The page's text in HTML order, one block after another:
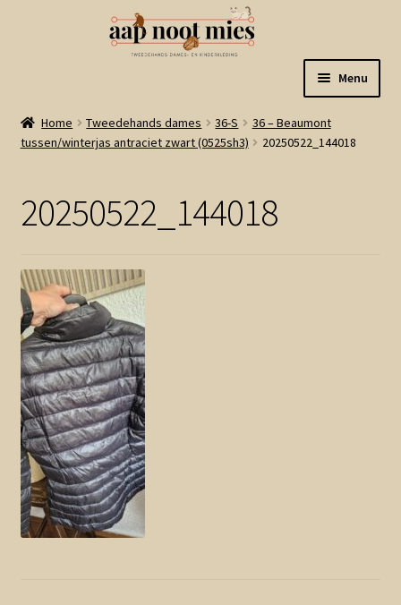
naar
navigatie
de
inhoud
Menu
Welkom
Winkel
Winkelmand
Linkjes
Contact en nieuwsbrief
Home Tweedehands dames 36-S
36 – Beaumont
tussen/winterjas antraciet zwart (0525sh3)
20250522_144018
20250522_144018